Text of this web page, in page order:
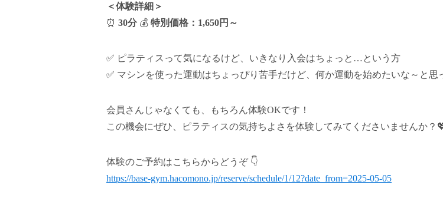
＜体験詳細＞
⏰ 30分 💰 特別価格：1,650円～
✅ ピラティスって気になるけど、いきなり入会はちょっと…という方
✅ マシンを使った運動はちょっぴり苦手だけど、何か運動を始めたいな～と思
会員さんじゃなくても、もちろん体験OKです！
この機会にぜひ、ピラティスの気持ちよさを体験してみてくださいませんか？
体験のご予約はこちらからどうぞ 👇
https://base-gym.hacomono.jp/reserve/schedule/1/12?date_from=2025-05-05